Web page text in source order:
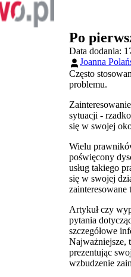
Po
Data dodania:
Joanna
Często
problemu.
sytuacji -
się w swojej
Wielu
poświęcony
usług takiego
się w swojej
Artykuł czy
pytania
szczegółowe
Najważniejsze,
prezentując
wzbudzenie